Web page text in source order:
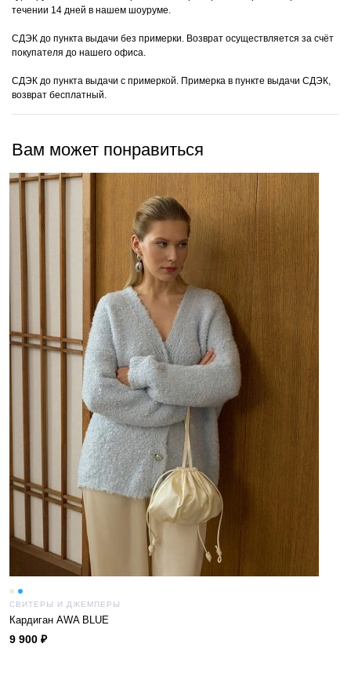
течении 14 дней в нашем шоуруме.
СДЭК до пункта выдачи без примерки. Возврат осуществляется за счёт
покупателя до нашего офиса.
СДЭК до пункта выдачи с примеркой. Примерка в пункте выдачи СДЭК,
возврат бесплатный.
Вам может понравиться
CВИТЕРЫ И ДЖЕМПЕРЫ
Кардиган AWA BLUE
9 900 ₽